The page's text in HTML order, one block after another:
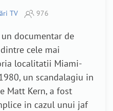
TV 976
documentar de
cele mai
localitatii Miami-
un scandalagiu in
Matt Kern, a fost
in cazul unui jaf